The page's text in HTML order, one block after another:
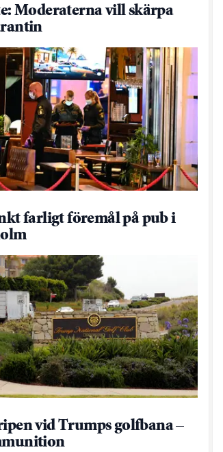
Moderaterna vill skärpa
farligt föremål på pub i
vid Trumps golfbana –